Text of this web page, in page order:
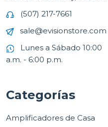
(507) 217-7661
sale@evisionstore.com
Lunes a Sábado 10:00
a.m. - 6:00 p.m.
Categorías
Amplificadores de Casa